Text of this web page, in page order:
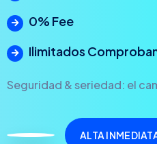
0% Fee
Ilimitados
Seguridad & seriedad: el
ALTA